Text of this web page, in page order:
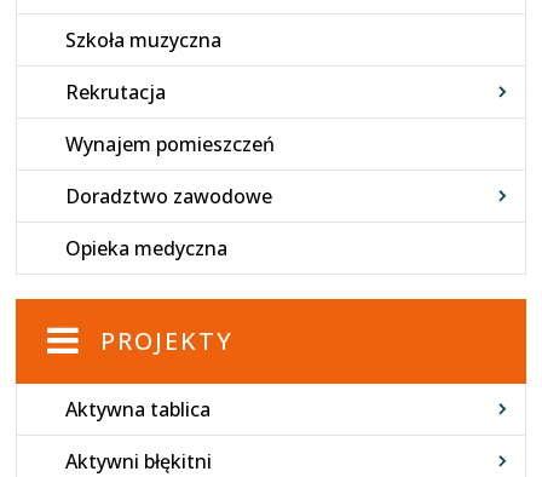
Szkoła muzyczna
Rekrutacja
Wynajem pomieszczeń
Doradztwo zawodowe
Opieka medyczna
PROJEKTY
Aktywna tablica
Aktywni błękitni